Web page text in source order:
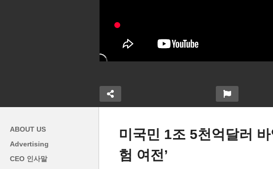
ABOUT US
Advertising
CEO 인사말
미국민 1조 5천억달러
험 여전’